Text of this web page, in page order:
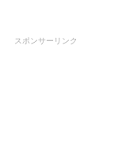
スポンサーリンク